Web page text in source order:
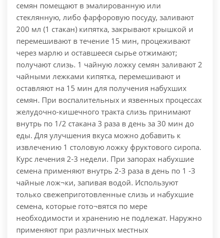
семян помещают в эмалированную или
стеклянную, либо фарфоровую посуду, заливают
200 мл (1 стакан) кипятка, закрывают крышкой и
перемешивают в течение 15 мин, процеживают
через марлю и оставшееся сырье отжимают;
получают слизь. 1 чайную ложку семян заливают 2
чайными лежками кипятка, перемешивают и
оставляют на 15 мин для получения набухших
семян. При воспалительных и язвенных процессах
желудочно-кишечного тракта слизь принимают
внутрь по 1/2 стакана 3 раза в день за 30 мин до
еды. Для улучшения вкуса можно добавить к
извлечению 1 столовую ложку фруктового сиропа.
Курс лечения 2-3 недели. При запорах набухшие
семена применяют внутрь 2-3 раза в день по 1 -3
чайные лож¬ки, запивая водой. Используют
только свежеприготовленные слизь и набухшие
семена, которые гото¬вятся по мере
необходимости и хранению не подлежат. Наружно
применяют при различных местных